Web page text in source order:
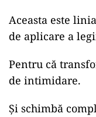
Aceasta este
de aplicare a
Pentru că
de intimidare.
Și schimbă